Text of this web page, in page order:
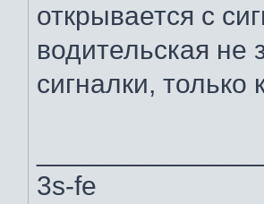
открывается с
водительская не
сигналки, только
3s-fe